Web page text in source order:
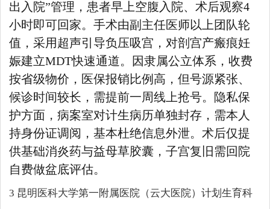
出入院”管理，患者早上空腹入院、术后观察4
小时即可回家。手术由副主任医师以上团队轮
值，采用超声引导负压吸宫，对剖宫产瘢痕妊
娠建立MDT快速通道。因隶属公立体系，收费
按省级物价，医保报销比例高，但号源紧张、
候诊时间较长，需提前一周线上抢号。隐私保
护方面，病案室对计生病历单独封存，需本人
持身份证调阅，基本杜绝信息外泄。术后仅提
供基础消炎药与益母草胶囊，子宫复旧需回院
自费做盆底评估。
3 昆明医科大学第一附属医院（云大医院）计划生育科